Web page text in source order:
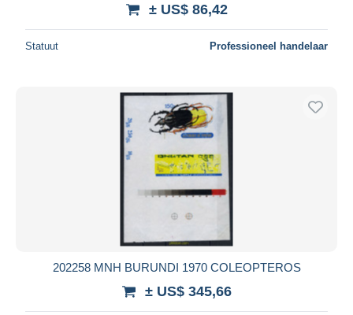
± US$ 86,42
Statuut Professioneel handelaar
202258 MNH BURUNDI 1970 COLEOPTEROS
± US$ 345,66